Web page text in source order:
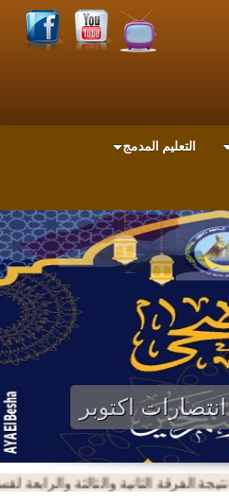
التعليم المدمج
انتصارات اكتوبر
الفرقة الثانية والثالثة والرابعة لقسم